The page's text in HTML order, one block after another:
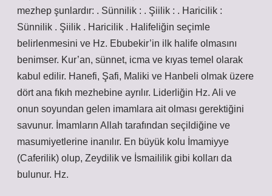
mezhep şunlardır: . Sünnilik : . Şiilik : . Haricilik :
Sünnilik . Şiilik . Haricilik . Halifeliğin seçimle
belirlenmesini ve Hz. Ebubekir’in ilk halife olmasını
benimser. Kur’an, sünnet, icma ve kıyas temel olarak
kabul edilir. Hanefi, Şafi, Maliki ve Hanbeli olmak üzere
dört ana fıkıh mezhebine ayrılır. Liderliğin Hz. Ali ve
onun soyundan gelen imamlara ait olması gerektiğini
savunur. İmamların Allah tarafından seçildiğine ve
masumiyetlerine inanılır. En büyük kolu İmamiyye
(Caferilik) olup, Zeydilik ve İsmaililik gibi kolları da
bulunur. Hz.